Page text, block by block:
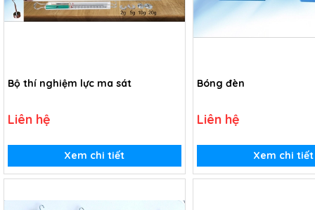
Bộ thí nghiệm lực ma sát
Liên hệ
Xem chi tiết
Bóng đèn
Liên hệ
Xem chi tiết